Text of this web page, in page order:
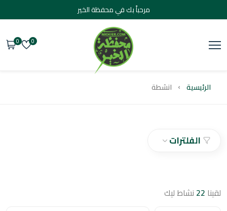
مرحباً بك في محفظة الخير
انشطة
الفلترات
نشاط ليك